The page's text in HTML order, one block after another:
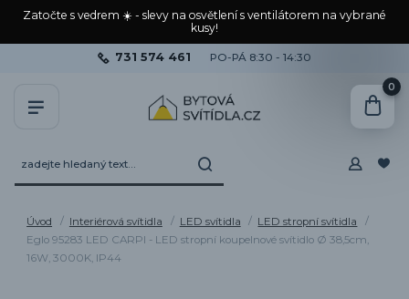
Zatočte s vedrem ☀️ - slevy na osvětlení s ventilátorem na vybrané
kusy!
731 574 461 PO-PÁ 8:30 - 14:30
0
Úvod Interiérová svítidla LED svítidla
LED stropní svítidla
Eglo 95283 LED CARPI - LED stropní koupelnové svítidlo Ø 38,5cm,
16W, 3000K, IP44